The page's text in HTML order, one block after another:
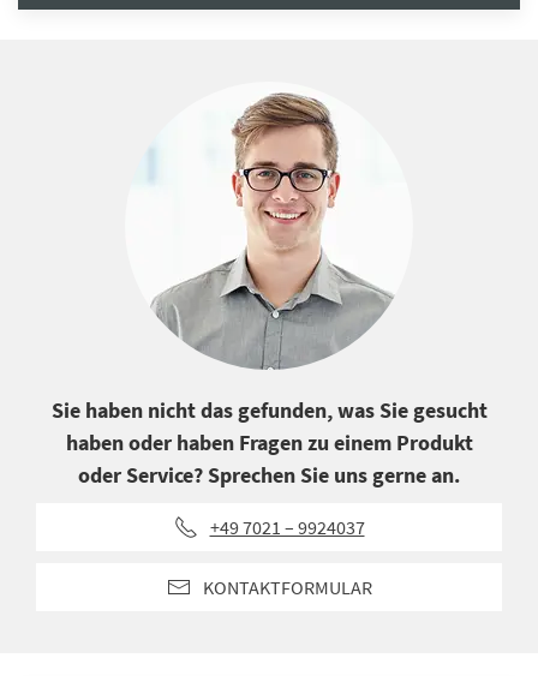
Sie haben nicht das gefunden, was Sie gesucht
haben oder haben Fragen zu einem Produkt
oder Service? Sprechen Sie uns gerne an.
+49 7021 – 9924037
KONTAKTFORMULAR